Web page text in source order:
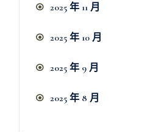
2025 年 11 月
2025 年 10 月
2025 年 9 月
2025 年 8 月